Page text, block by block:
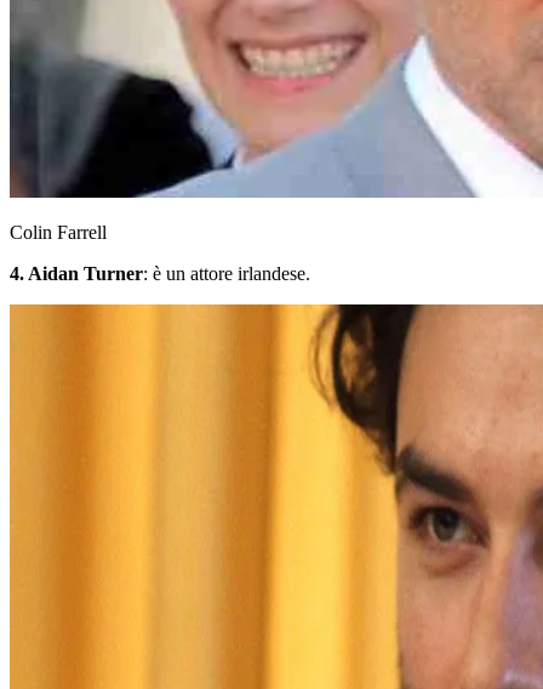
Colin Farrell
4. Aidan Turner: è un attore irlandese.